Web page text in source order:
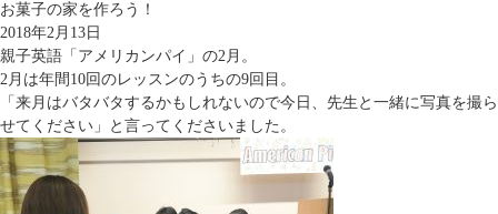
お菓子の家を作ろう！
2018年2月13日
親子英語「アメリカンパイ」の2月。
2月は年間10回のレッスンのうちの9回目。
「来月はバタバタするかもしれないので今日、先生と一緒に写真を撮ら
せてください」と言ってくださいました。